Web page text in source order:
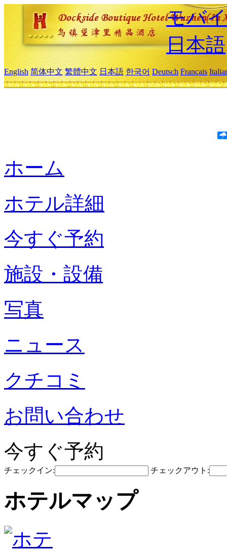
モバ
日本語
English 简体中文 繁體中文 日本語 한국어 Deutsch Français
ホーム
ホテル詳細
今すぐ予約
施設・設備
写真
ニュース
クチコミ
お問い合わせ
今すぐ予約
チェックイン: チェックアウト:
ホテルマップ